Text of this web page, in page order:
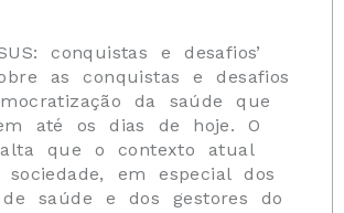
conquistas e desafios’
as conquistas e desafios
da saúde que
até os dias de hoje. O
que o contexto atual
em especial dos
de saúde e dos gestores do